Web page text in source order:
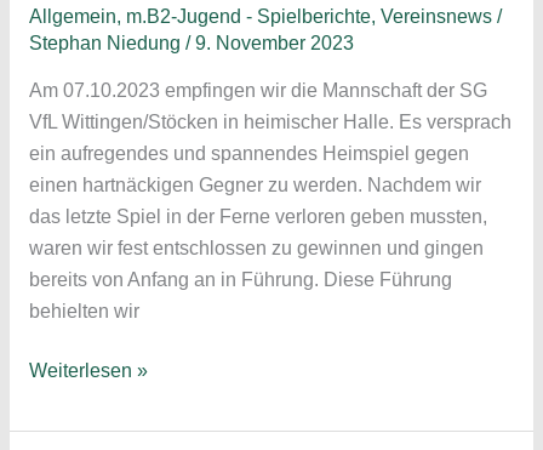
Allgemein, m.B2-Jugend - Spielberichte, Vereinsnews/
Stephan Niedung /9. November 2023
Am 07.10.2023 empfingen wir die Mannschaft der SG
VfL Wittingen/Stöcken in heimischer Halle. Es versprach
ein aufregendes und spannendes Heimspiel gegen
einen hartnäckigen Gegner zu werden. Nachdem wir
das letzte Spiel in der Ferne verloren geben mussten,
waren wir fest entschlossen zu gewinnen und gingen
bereits von Anfang an in Führung. Diese Führung
behielten wir
Männliche
Jugend
Weiterlesen »